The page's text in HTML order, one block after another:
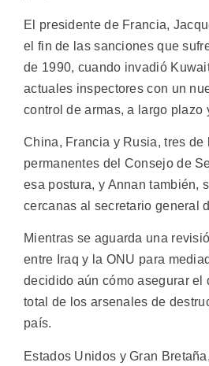
El presidente de Francia,
el fin de las sanciones que
de 1990, cuando invadió
actuales inspectores con un
control de armas, a largo plazo
China, Francia y Rusia, tres de
permanentes del Consejo de
esa postura, y Annan también,
cercanas al secretario general
Mientras se aguarda una
entre Iraq y la ONU para
decidido aún cómo asegurar el
total de los arsenales de
país.
Estados Unidos y Gran